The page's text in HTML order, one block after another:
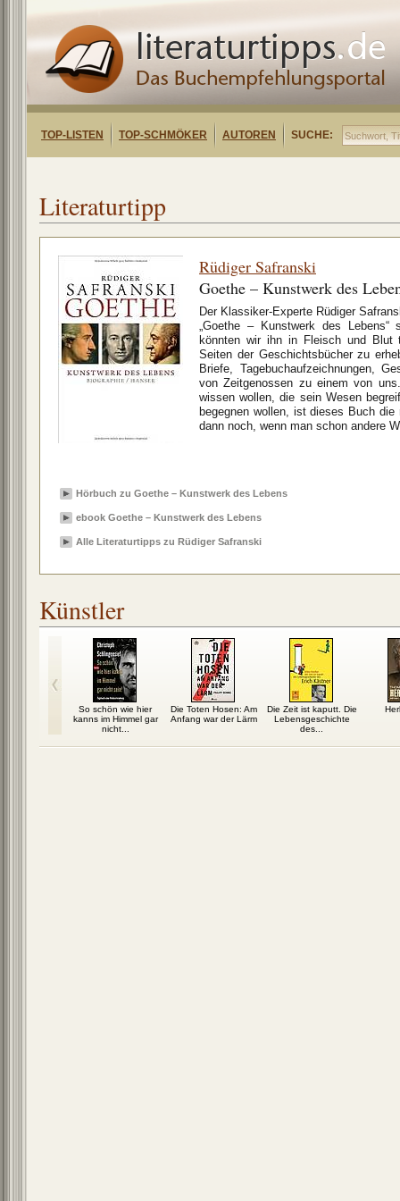
TOP-LISTEN TOP-SCHMÖKER AUTOREN SUCHE:
Literaturtipp
Rüdiger Safranski
Goethe – Kunstwerk des
Der Klassiker-Experte Rüdiger
„Goethe – Kunstwerk des Lebens“
könnten wir ihn in Fleisch und
Seiten der Geschichtsbücher zu
Briefe, Tagebuchaufzeichnungen,
von Zeitgenossen zu einem von
wissen wollen, die sein Wesen
begegnen wollen, ist dieses Buch
dann noch, wenn man schon andere
Hörbuch zu Goethe – Kunstwerk des Lebens
ebook Goethe – Kunstwerk des Lebens
Alle Literaturtipps zu Rüdiger Safranski
Künstler
So schön wie hier
kanns im Himmel gar
nicht...
Die Toten Hosen: Am
Anfang war der Lärm
Die Zeit ist kaputt. Die
Lebensgeschichte
des...